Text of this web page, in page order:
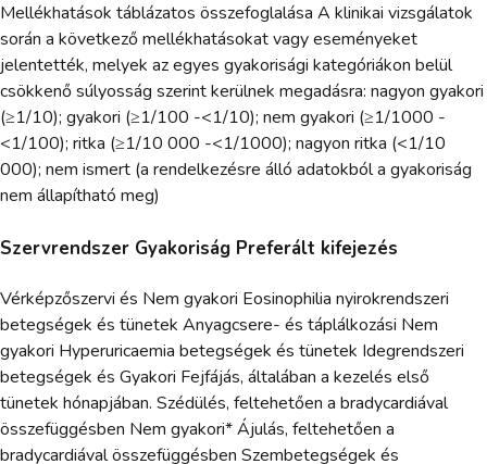
Mellékhatások táblázatos összefoglalása A klinikai vizsgálatok
során a következő mellékhatásokat vagy eseményeket
jelentették, melyek az egyes gyakorisági kategóriákon belül
csökkenő súlyosság szerint kerülnek megadásra: nagyon gyakori
(≥1/10); gyakori (≥1/100 -<1/10); nem gyakori (≥1/1000 -
<1/100); ritka (≥1/10 000 -<1/1000); nagyon ritka (<1/10
000); nem ismert (a rendelkezésre álló adatokból a gyakoriság
nem állapítható meg)
Szervrendszer Gyakoriság Preferált kifejezés
Vérképzőszervi és Nem gyakori Eosinophilia nyirokrendszeri
betegségek és tünetek Anyagcsere- és táplálkozási Nem
gyakori Hyperuricaemia betegségek és tünetek Idegrendszeri
betegségek és Gyakori Fejfájás, általában a kezelés első
tünetek hónapjában. Szédülés, feltehetően a bradycardiával
összefüggésben Nem gyakori* Ájulás, feltehetően a
bradycardiával összefüggésben Szembetegségek és